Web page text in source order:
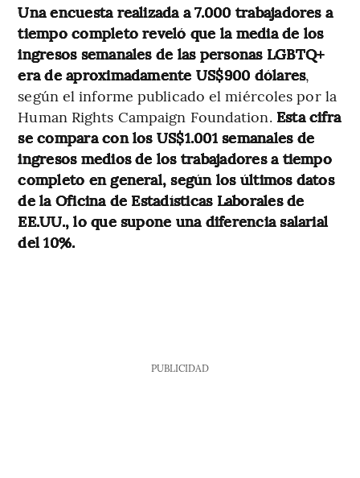
Una encuesta realizada a 7.000 trabajadores a
tiempo completo reveló que la media de los
ingresos semanales de las personas LGBTQ+
era de aproximadamente US$900 dólares,
según el informe publicado el miércoles por la
Human Rights Campaign Foundation. Esta cifra
se compara con los US$1.001 semanales de
ingresos medios de los trabajadores a tiempo
completo en general, según los últimos datos
de la Oficina de Estadísticas Laborales de
EE.UU., lo que supone una diferencia salarial
del 10%.
PUBLICIDAD